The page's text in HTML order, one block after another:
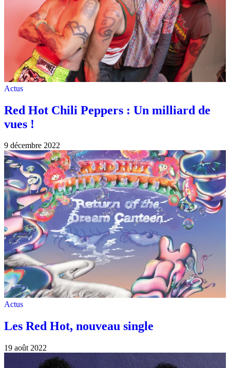
Actus
Red Hot Chili Peppers : Un milliard de
vues !
9 décembre 2022
Actus
Les Red Hot, nouveau single
19 août 2022